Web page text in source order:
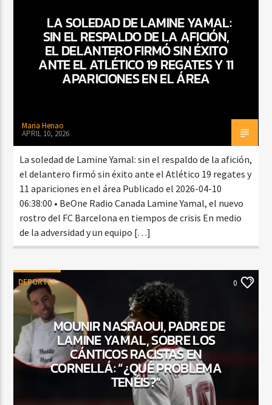
LA SOLEDAD DE LAMINE YAMAL:
SIN EL RESPALDO DE LA AFICIÓN,
EL DELANTERO FIRMÓ SIN ÉXITO
ANTE EL ATLÉTICO 19 REGATES Y 11
APARICIONES EN EL ÁREA
Maria Henao
APRIL 10, 2026
La soledad de Lamine Yamal: sin el respaldo de la afición,
el delantero firmó sin éxito ante el Atlético 19 regates y
11 apariciones en el área Publicado el 2026-04-10
06:38:00 • BeOne Radio Canada Lamine Yamal, el nuevo
rostro del FC Barcelona en tiempos de crisis En medio
de la adversidad y un equipo […]
DEPORTES 0
MOUNIR NASRAOUI, PADRE DE
LAMINE YAMAL, SOBRE LOS
CÁNTICOS RACISTAS EN
CORNELLÁ: “¿QUÉ PROBLEMA
TENÉIS?”